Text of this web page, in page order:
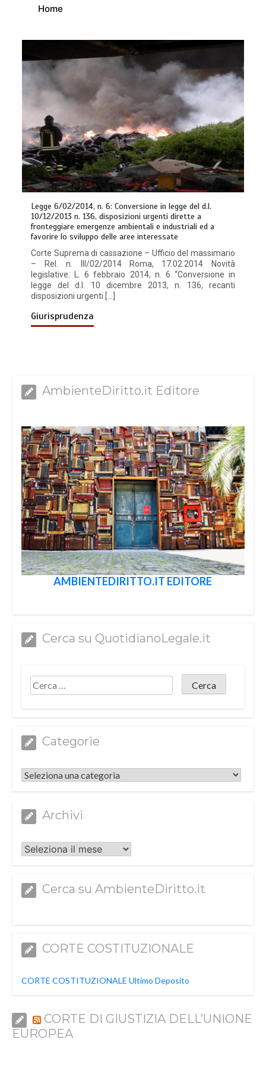
Home
Legge 6/02/2014, n. 6: Conversione in legge del d.l.
10/12/2013 n. 136, disposizioni urgenti dirette a
fronteggiare emergenze ambientali e industriali ed a
favorire lo sviluppo delle aree interessate
Corte Suprema di cassazione – Ufficio del massimario
– Rel. n. III/02/2014 Roma, 17.02.2014 Novità
legislative: L. 6 febbraio 2014, n. 6 “Conversione in
legge del d.l. 10 dicembre 2013, n. 136, recanti
disposizioni urgenti […]
Giurisprudenza
AmbienteDiritto.it Editore
AMBIENTEDIRITTO.IT EDITORE
Cerca su QuotidianoLegale.it
Categorie
Categorie
Archivi
Archivi
Cerca su AmbienteDiritto.it
CORTE COSTITUZIONALE
CORTE COSTITUZIONALE Ultimo Deposito
CORTE DI GIUSTIZIA DELL’UNIONE
EUROPEA